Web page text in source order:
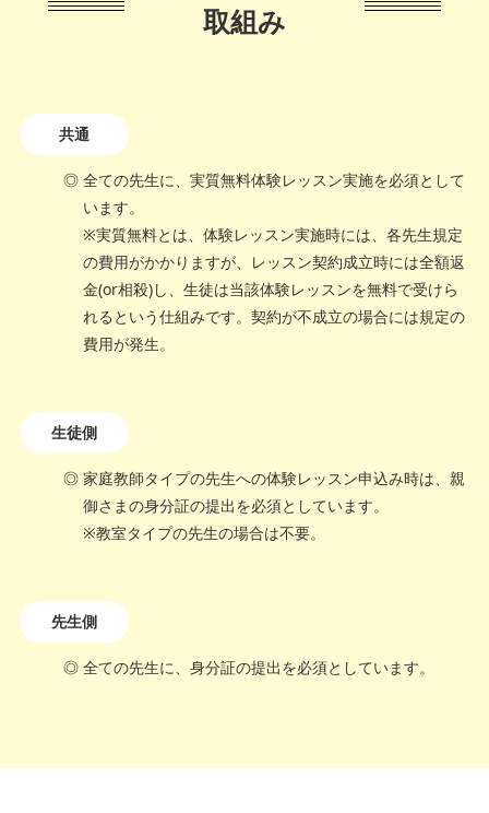
取組み
共通
全ての先生に、実質無料体験レッスン実施を必須として
います。
※実質無料とは、体験レッスン実施時には、各先生規定
の費用がかかりますが、レッスン契約成立時には全額返
金(or相殺)し、生徒は当該体験レッスンを無料で受けら
れるという仕組みです。契約が不成立の場合には規定の
費用が発生。
生徒側
家庭教師タイプの先生への体験レッスン申込み時は、親
御さまの身分証の提出を必須としています。
※教室タイプの先生の場合は不要。
先生側
全ての先生に、身分証の提出を必須としています。